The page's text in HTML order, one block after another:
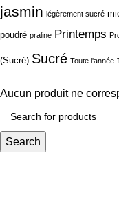
jasmin légèrement sucré
poudré praline Printemps
(Sucré) Sucré Toute l'année
Aucun produit ne
Search